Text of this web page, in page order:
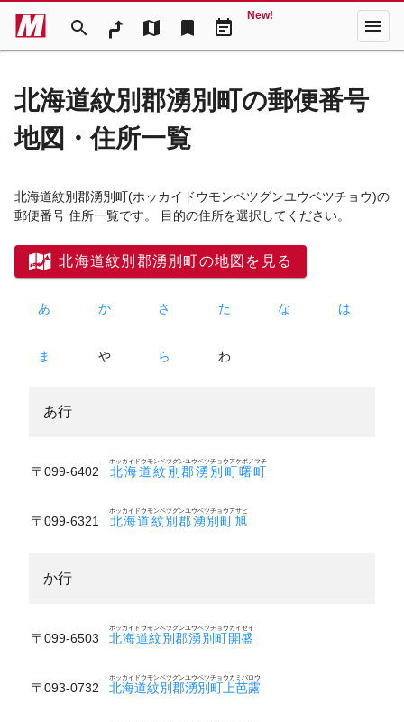
search map bookmark event_note
New! menu
北海道紋別郡湧別町の郵便番号
地図・住所一覧
北海道紋別郡湧別町(ホッカイドウモンベツグンユウベツチョウ)の
郵便番号 住所一覧です。 目的の住所を選択してください。
北海道紋別郡湧別町の地図を見る
あ か さ た な は
ま や ら わ
あ行
〒099-6402 北海道紋別郡湧別町曙町
ホッカイドウモンベツグンユウベツチョウアケボノマチ
〒099-6321 北海道紋別郡湧別町旭
ホッカイドウモンベツグンユウベツチョウアサヒ
か行
〒099-6503 北海道紋別郡湧別町開盛
ホッカイドウモンベツグンユウベツチョウカイセイ
〒093-0732 北海道紋別郡湧別町上芭露
ホッカイドウモンベツグンユウベツチョウカミバロウ